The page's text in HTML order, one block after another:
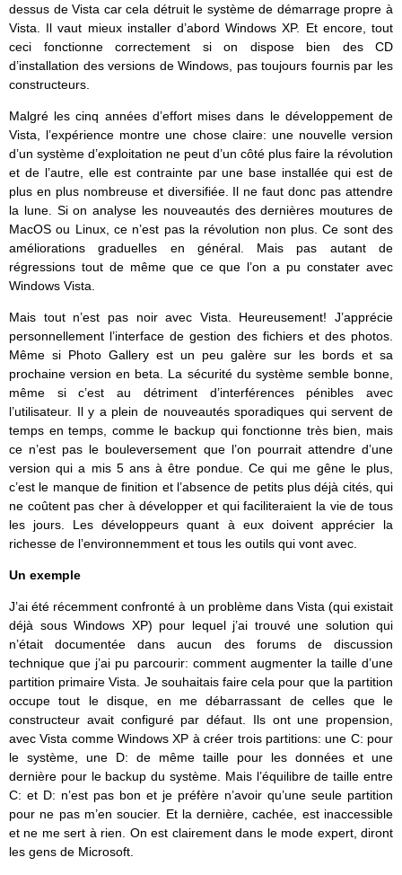
dessus de Vista car cela détruit le système de démarrage propre à
Vista. Il vaut mieux installer d’abord Windows XP. Et encore, tout
ceci fonctionne correctement si on dispose bien des CD
d’installation des versions de Windows, pas toujours fournis par les
constructeurs.
Malgré les cinq années d’effort mises dans le développement de
Vista, l’expérience montre une chose claire: une nouvelle version
d’un système d’exploitation ne peut d’un côté plus faire la révolution
et de l’autre, elle est contrainte par une base installée qui est de
plus en plus nombreuse et diversifiée. Il ne faut donc pas attendre
la lune. Si on analyse les nouveautés des dernières moutures de
MacOS ou Linux, ce n’est pas la révolution non plus. Ce sont des
améliorations graduelles en général. Mais pas autant de
régressions tout de même que ce que l’on a pu constater avec
Windows Vista.
Mais tout n’est pas noir avec Vista. Heureusement! J’apprécie
personnellement l’interface de gestion des fichiers et des photos.
Même si Photo Gallery est un peu galère sur les bords et sa
prochaine version en beta. La sécurité du système semble bonne,
même si c’est au détriment d’interférences pénibles avec
l’utilisateur. Il y a plein de nouveautés sporadiques qui servent de
temps en temps, comme le backup qui fonctionne très bien, mais
ce n’est pas le bouleversement que l’on pourrait attendre d’une
version qui a mis 5 ans à être pondue. Ce qui me gêne le plus,
c’est le manque de finition et l’absence de petits plus déjà cités, qui
ne coûtent pas cher à développer et qui faciliteraient la vie de tous
les jours. Les développeurs quant à eux doivent apprécier la
richesse de l’environnemment et tous les outils qui vont avec.
Un exemple
J’ai été récemment confronté à un problème dans Vista (qui existait
déjà sous Windows XP) pour lequel j’ai trouvé une solution qui
n’était documentée dans aucun des forums de discussion
technique que j’ai pu parcourir: comment augmenter la taille d’une
partition primaire Vista. Je souhaitais faire cela pour que la partition
occupe tout le disque, en me débarrassant de celles que le
constructeur avait configuré par défaut. Ils ont une propension,
avec Vista comme Windows XP à créer trois partitions: une C: pour
le système, une D: de même taille pour les données et une
dernière pour le backup du système. Mais l’équilibre de taille entre
C: et D: n’est pas bon et je préfère n’avoir qu’une seule partition
pour ne pas m’en soucier. Et la dernière, cachée, est inaccessible
et ne me sert à rien. On est clairement dans le mode expert, diront
les gens de Microsoft.